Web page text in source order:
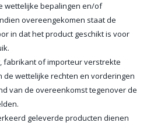
wettelijke bepalingen en/of
overeengekomen staat de
in dat het product geschikt is voor
fabrikant of importeur verstrekte
de wettelijke rechten en vorderingen
van de overeenkomst tegenover de
geleverde producten dienen